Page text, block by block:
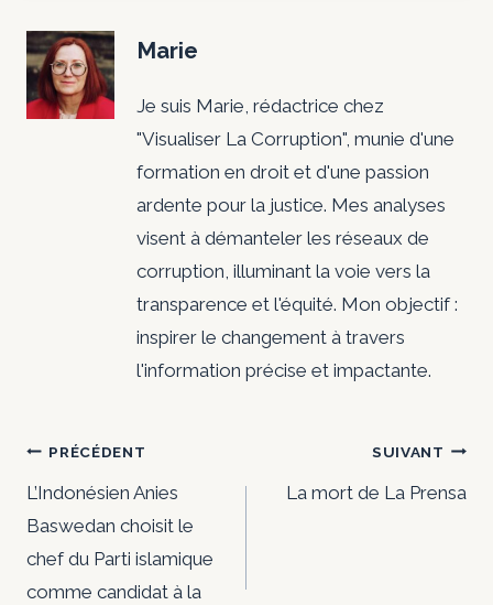
Marie
Je suis Marie, rédactrice chez
"Visualiser La Corruption", munie d'une
formation en droit et d'une passion
ardente pour la justice. Mes analyses
visent à démanteler les réseaux de
corruption, illuminant la voie vers la
transparence et l'équité. Mon objectif :
inspirer le changement à travers
l'information précise et impactante.
Navigation
de
l’article
PRÉCÉDENT
L’Indonésien Anies
Baswedan choisit le
chef du Parti islamique
comme candidat à la
SUIVANT
La mort de La Prensa